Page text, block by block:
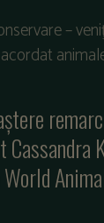
–